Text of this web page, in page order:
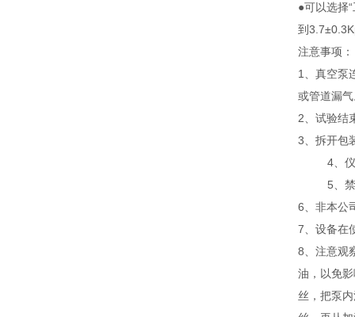
●可以选择
到 3.7±
注意事项：
1、真空泵
或管道漏
2、试验结
3、拆开包
4、
5、
6、非本公
7、设备在
8
注意观
油，以免
丝，把泵